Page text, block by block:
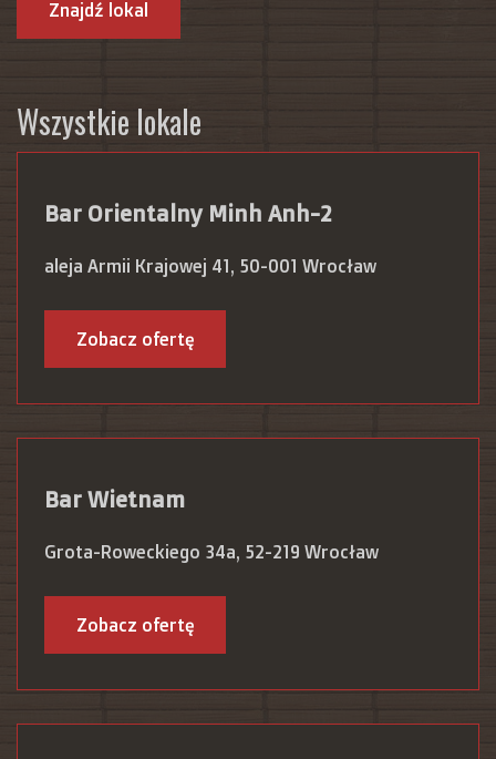
Znajdź lokal
Wszystkie lokale
Bar Orientalny Minh Anh-2
aleja Armii Krajowej 41, 50-001 Wrocław
Zobacz ofertę
Bar Wietnam
Grota-Roweckiego 34a, 52-219 Wrocław
Zobacz ofertę